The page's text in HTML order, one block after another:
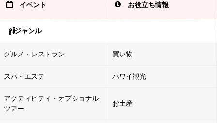
イベント お役立ち情報
ジャンル
グルメ・レストラン 買い物
スパ・エステ ハワイ観光
アクティビティ・オプショナル
ツアー
お土産